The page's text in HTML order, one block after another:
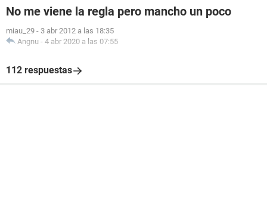
No me viene la regla pero mancho un poco
miau_29 - 3 abr 2012 a las 18:35
Angnu - 4 abr 2020 a las 07:55
112 respuestas